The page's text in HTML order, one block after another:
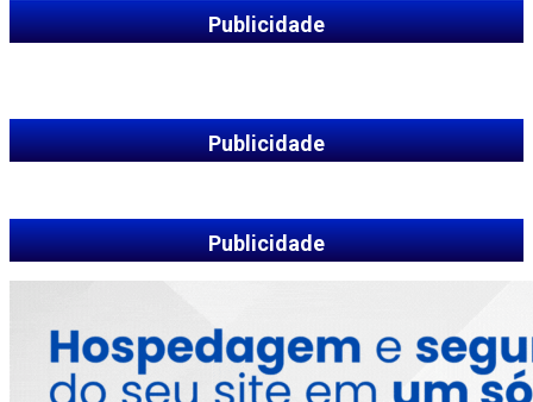
Publicidade
Publicidade
Publicidade